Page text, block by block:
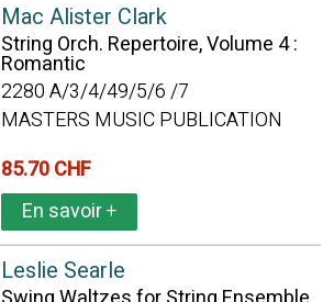
Mac Alister Clark
String Orch. Repertoire, Volume 4 :
Romantic
2280 A/3/4/49/5/6 /7
MASTERS MUSIC PUBLICATION
85.70 CHF
En savoir+
Leslie Searle